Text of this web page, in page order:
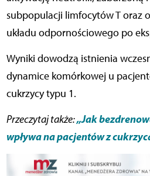
subpopulacji limfocytów T oraz
układu odpornościowego po
Wyniki dowodzą istnienia
dynamice komórkowej u
cukrzycy typu 1.
Przeczytaj także:„Jak
wpływa na pacjentów z